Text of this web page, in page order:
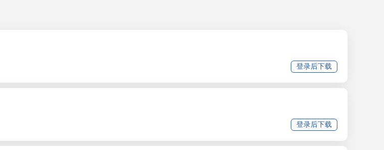
登录后下载
登录后下载